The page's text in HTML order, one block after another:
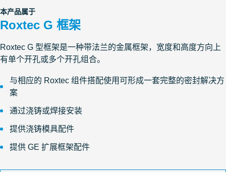
本产品属于
Roxtec G 框架
Roxtec G 型框架是一种带法兰的金属框架，宽度和高度方向上
有单个开孔或多个开孔组合。
与相应的 Roxtec 组件搭配使用可形成一套完整的密封解决方
案
通过浇铸或焊接安装
提供浇铸模具配件
提供 GE 扩展框架配件